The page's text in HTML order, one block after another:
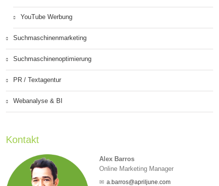
YouTube Werbung
Suchmaschinenmarketing
Suchmaschinenoptimierung
PR / Textagentur
Webanalyse & BI
Kontakt
Alex Barros
Online Marketing Manager
a.barros@apriljune.com